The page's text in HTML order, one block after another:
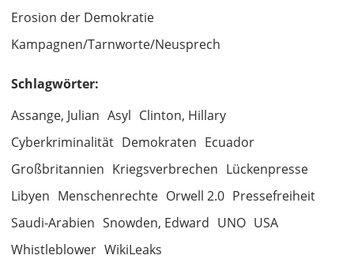
Erosion der Demokratie
Kampagnen/Tarnworte/Neusprech
Schlagwörter:
Assange, Julian Asyl Clinton, Hillary
Cyberkriminalität Demokraten Ecuador
Großbritannien Kriegsverbrechen Lückenpresse
Libyen Menschenrechte Orwell 2.0 Pressefreiheit
Saudi-Arabien Snowden, Edward UNO USA
Whistleblower WikiLeaks